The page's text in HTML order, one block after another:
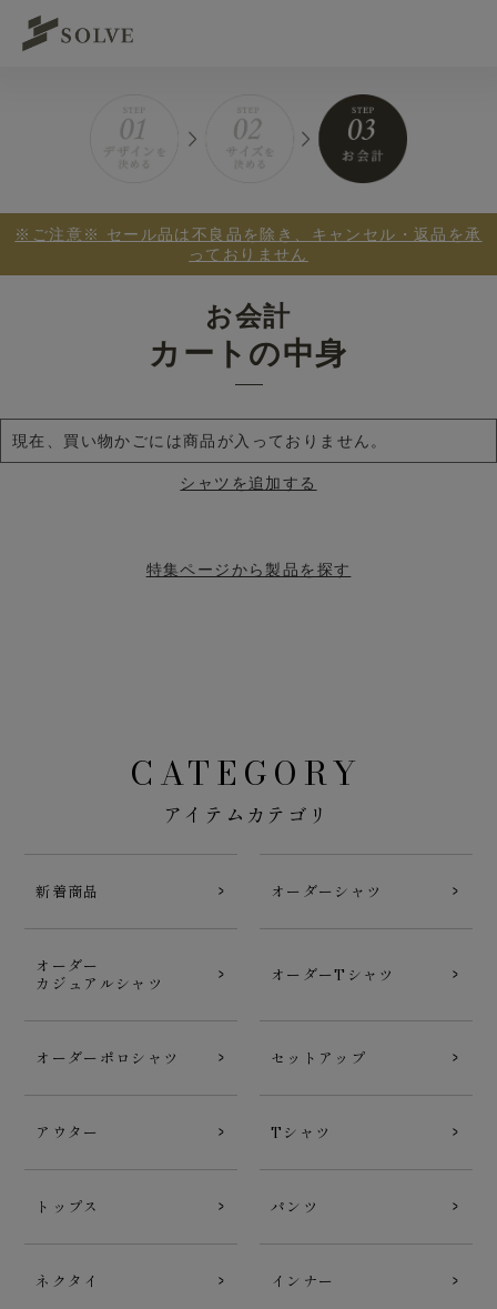
※ご注意※ セール品は不良品を除き、キャンセル・返品を承
っておりません
お会計
カートの中身
現在、買い物かごには商品が入っておりません。
シャツを追加する
特集ページから製品を探す
CATEGORY
アイテムカテゴリ
新着商品 オーダーシャツ
オーダー
カジュアルシャツ
オーダーTシャツ
オーダーポロシャツ セットアップ
アウター Tシャツ
トップス パンツ
ネクタイ インナー